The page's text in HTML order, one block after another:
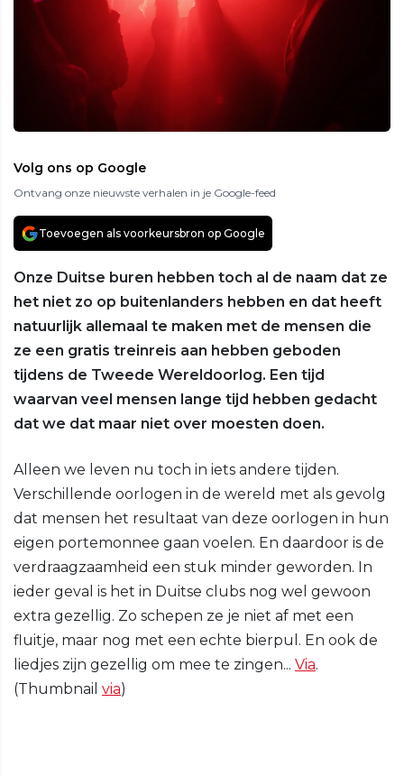
Volg ons op Google
Ontvang onze nieuwste verhalen in je Google-feed
Toevoegen als voorkeursbron op Google
Onze Duitse buren hebben toch al de naam dat ze
het niet zo op buitenlanders hebben en dat heeft
natuurlijk allemaal te maken met de mensen die
ze een gratis treinreis aan hebben geboden
tijdens de Tweede Wereldoorlog. Een tijd
waarvan veel mensen lange tijd hebben gedacht
dat we dat maar niet over moesten doen.
Alleen we leven nu toch in iets andere tijden.
Verschillende oorlogen in de wereld met als gevolg
dat mensen het resultaat van deze oorlogen in hun
eigen portemonnee gaan voelen. En daardoor is de
verdraagzaamheid een stuk minder geworden. In
ieder geval is het in Duitse clubs nog wel gewoon
extra gezellig. Zo schepen ze je niet af met een
fluitje, maar nog met een echte bierpul. En ook de
liedjes zijn gezellig om mee te zingen... Via.
(Thumbnail via)